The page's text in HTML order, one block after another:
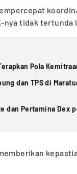
tidak tertunda
Pola
dan TPS di
dan Pertamina Dex